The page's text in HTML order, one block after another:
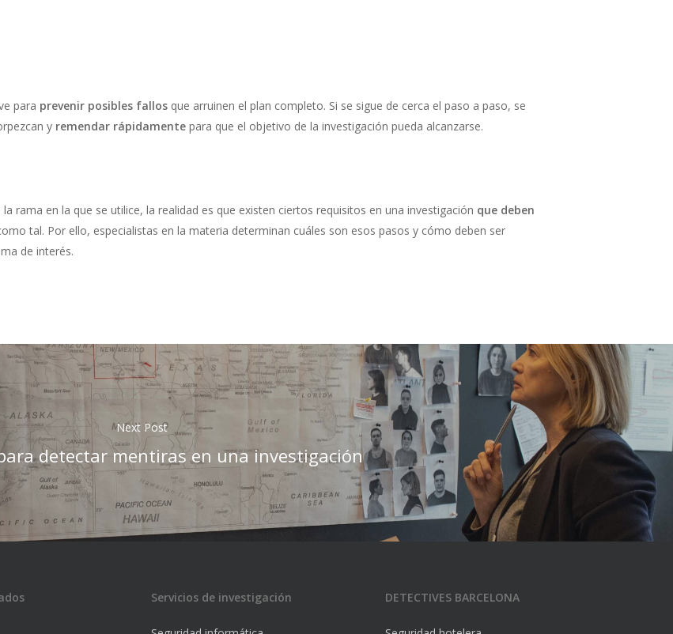
para prevenir posibles fallos que arruinen el plan completo. Si se sigue de cerca el paso a paso, se
y remendar rápidamente para que el objetivo de la investigación pueda alcanzarse.
rama en la que se utilice, la realidad es que existen ciertos requisitos en una investigación que deben
tal. Por ello, especialistas en la materia determinan cuáles son esos pasos y cómo deben ser
de interés.
Next Post
detectar mentiras en una investigación
Servicios de investigación DETECTIVES BARCELONA